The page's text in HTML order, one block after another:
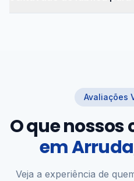
Avaliações
O que nossos
em
Veja a experiência de